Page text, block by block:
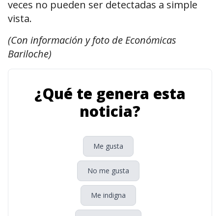
veces no pueden ser detectadas a simple
vista.
(Con información y foto de Económicas
Bariloche)
¿Qué te genera esta
noticia?
Me gusta
No me gusta
Me indigna